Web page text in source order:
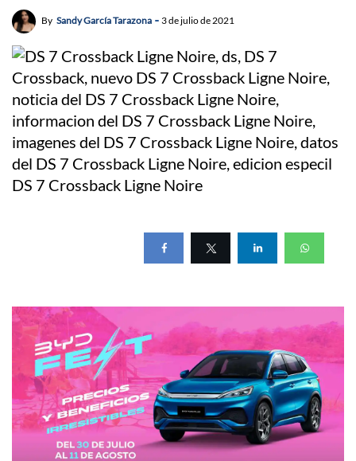
By Sandy García Tarazona 3 de julio de 2021